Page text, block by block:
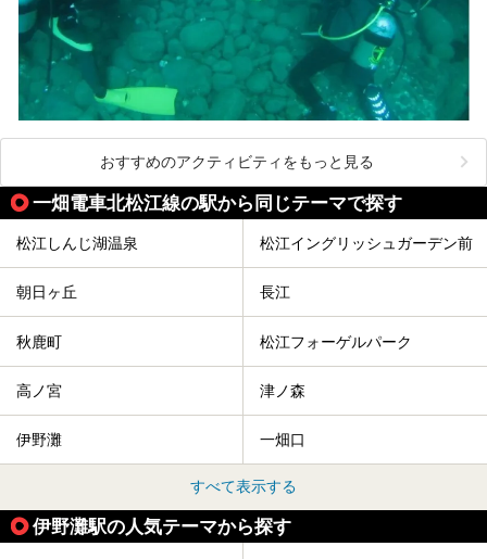
おすすめのアクティビティをもっと見る
一畑電車北松江線の駅から同じテーマで探す
松江しんじ湖温泉 松江イングリッシュガーデン前
朝日ヶ丘 長江
秋鹿町 松江フォーゲルパーク
高ノ宮 津ノ森
伊野灘 一畑口
すべて表示する
伊野灘駅の人気テーマから探す